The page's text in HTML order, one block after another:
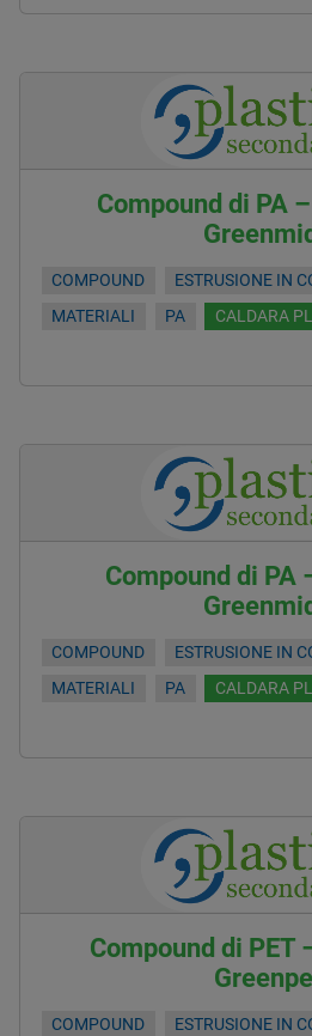
Compound di PA
COMPOUND
ESTRUSIONE IN
MATERIALI
PA CALDARA
Compound di PA
COMPOUND
ESTRUSIONE IN
MATERIALI
PA CALDARA
Compound di PET
COMPOUND
ESTRUSIONE IN